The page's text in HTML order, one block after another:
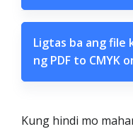
Ligtas ba ang file
ng PDF to CMYK
Kung hindi mo